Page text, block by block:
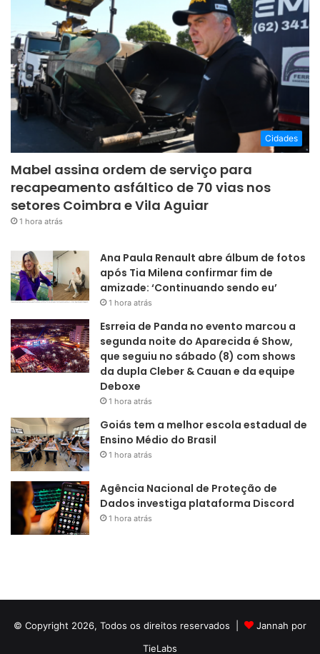
Cidades
Mabel assina ordem de serviço para
recapeamento asfáltico de 70 vias nos
setores Coimbra e Vila Aguiar
1 hora atrás
Ana Paula Renault abre álbum de fotos
após Tia Milena confirmar fim de
amizade: ‘Continuando sendo eu’
1 hora atrás
Esrreia de Panda no evento marcou a
segunda noite do Aparecida é Show,
que seguiu no sábado (8) com shows
da dupla Cleber & Cauan e da equipe
Deboxe
1 hora atrás
Goiás tem a melhor escola estadual de
Ensino Médio do Brasil
1 hora atrás
Agência Nacional de Proteção de
Dados investiga plataforma Discord
1 hora atrás
© Copyright 2026, Todos os direitos reservados |
Jannah por
TieLabs